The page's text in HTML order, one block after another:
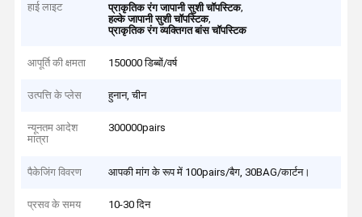
हाई लाइट प्राकृतिक रंग जापानी सुशी चॉपस्टिक,
हल्के जापानी सुशी चॉपस्टिक,
प्राकृतिक रंग व्यक्तिगत बांस चॉपस्टिक
आपूर्ति की क्षमता 150000 डिब्बों/वर्ष
उत्पत्ति के प्लेस हुनान, चीन
न्यूनतम आदेश
मात्रा
300000pairs
पैकेजिंग विवरण आपकी मांग के रूप में 100pairs/बैग, 30BAG/कार्टन।
प्रसव के समय 10-30 दिन